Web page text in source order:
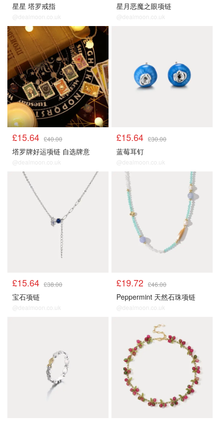
星星 塔罗戒指
@dealmoon.co.uk
星月恶魔之眼项链
@dealmoon.co.uk
£15.64 £40.00
塔罗牌好运项链 自选牌意
@dealmoon.co.uk
£15.64 £30.00
蓝莓耳钉
@dealmoon.co.uk
£15.64 £38.00
宝石项链
@dealmoon.co.uk
£19.72 £46.00
Peppermint 天然石珠项链
@dealmoon.co.uk